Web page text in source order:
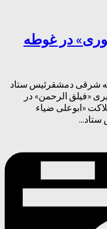
در غوطه
شرقی دمشقرئیس ستاد
«فیلق الرحمن» در
«ابوعلی ضیاء